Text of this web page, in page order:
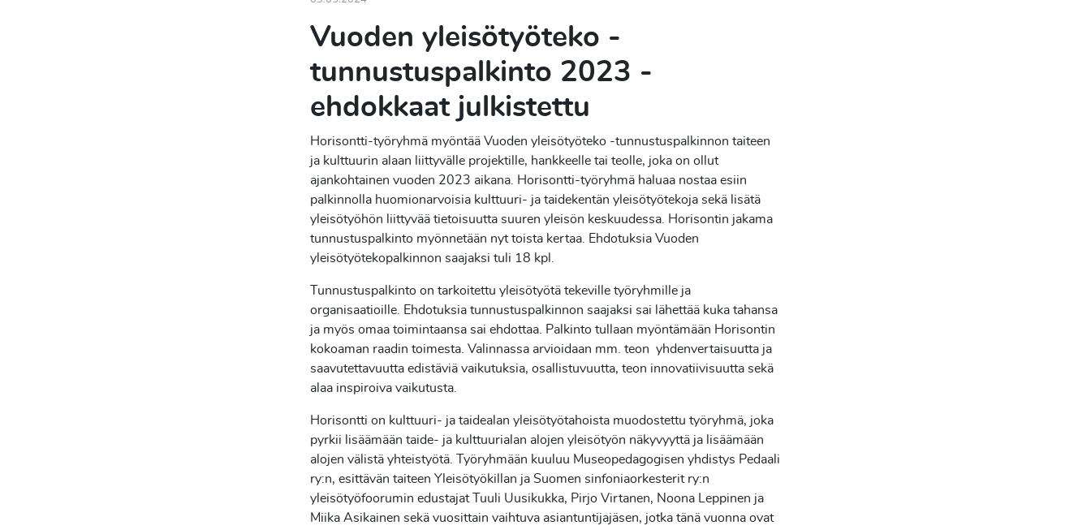
Vuoden yleisötyöteko -
tunnustuspalkinto 2023 -
ehdokkaat julkistettu
Horisontti-työryhmä myöntää Vuoden yleisötyöteko -tunnustuspalkinnon taiteen
ja kulttuurin alaan liittyvälle projektille, hankkeelle tai teolle, joka on ollut
ajankohtainen vuoden 2023 aikana. Horisontti-työryhmä haluaa nostaa esiin
palkinnolla huomionarvoisia kulttuuri- ja taidekentän yleisötyötekoja sekä lisätä
yleisötyöhön liittyvää tietoisuutta suuren yleisön keskuudessa. Horisontin jakama
tunnustuspalkinto myönnetään nyt toista kertaa. Ehdotuksia Vuoden
yleisötyötekopalkinnon saajaksi tuli 18 kpl.
Tunnustuspalkinto on tarkoitettu yleisötyötä tekeville työryhmille ja
organisaatioille. Ehdotuksia tunnustuspalkinnon saajaksi sai lähettää kuka tahansa
ja myös omaa toimintaansa sai ehdottaa. Palkinto tullaan myöntämään Horisontin
kokoaman raadin toimesta. Valinnassa arvioidaan mm. teon yhdenvertaisuutta ja
saavutettavuutta edistäviä vaikutuksia, osallistuvuutta, teon innovatiivisuutta sekä
alaa inspiroiva vaikutusta.
Horisontti on kulttuuri- ja taidealan yleisötyötahoista muodostettu työryhmä, joka
pyrkii lisäämään taide- ja kulttuurialan alojen yleisötyön näkyvyyttä ja lisäämään
alojen välistä yhteistyötä. Työryhmään kuuluu Museopedagogisen yhdistys Pedaali
ry:n, esittävän taiteen Yleisötyökillan ja Suomen sinfoniaorkesterit ry:n
yleisötyöfoorumin edustajat Tuuli Uusikukka, Pirjo Virtanen, Noona Leppinen ja
Miika Asikainen sekä vuosittain vaihtuva asiantuntijajäsen, jotka tänä vuonna ovat